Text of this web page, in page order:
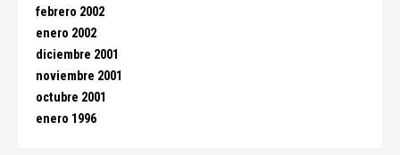
febrero 2002
enero 2002
diciembre 2001
noviembre 2001
octubre 2001
enero 1996